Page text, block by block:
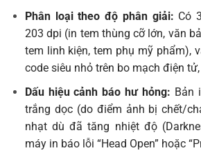
Phân loại theo độ phân giải: Có
203 dpi (in tem thùng cỡ lớn, văn
tem linh kiện, tem phụ mỹ phẩm),
code siêu nhỏ trên bo mạch điện
Dấu hiệu cảnh báo hư hỏng: Bản
trắng dọc (do điểm ảnh bị chết/
nhạt dù đã tăng nhiệt độ
máy in báo lỗi “Head Open” hoặc